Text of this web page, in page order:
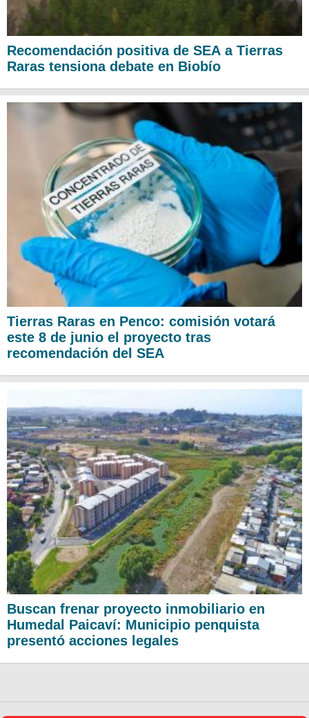
Recomendación positiva de SEA a Tierras
Raras tensiona debate en Biobío
Tierras Raras en Penco: comisión votará
este 8 de junio el proyecto tras
recomendación del SEA
Buscan frenar proyecto inmobiliario en
Humedal Paicaví: Municipio penquista
presentó acciones legales